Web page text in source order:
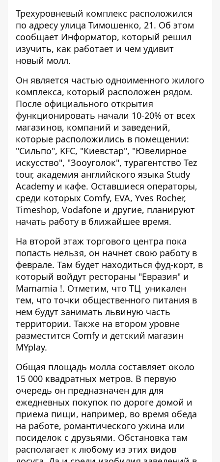
Трехуровневый комплекс расположился
по адресу улица Тимошенко, 21. Об этом
сообщает Информатор, который решил
изучить, как работает и чем удивит
новый молл.
Он является частью одноименного жилого
комплекса, который расположен рядом.
После официального открытия
функционировать начали 10-20% от всех
магазинов, компаний и заведений,
которые расположились в помещении:
"Сильпо", KFC, "Киевстар", "Ювелирное
искусство", "Зооуголок", турагентство Tez
tour, академия английского языка Study
Academy и кафе. Оставшиеся операторы,
среди которых Comfy, EVA, Yves Rocher,
Timeshop, Vodafone и другие, планируют
начать работу в ближайшее время.
На второй этаж торгового центра пока
попасть нельзя, он начнет свою работу в
феврале. Там будет находиться фуд-корт, в
который войдут рестораны "Евразия" и
Mamamia !. Отметим, что ТЦ уникален
тем, что точки общественного питания в
нем будут занимать львиную часть
территории. Также на втором уровне
разместится Comfy и детский магазин
MYplay.
Общая площадь молла составляет около
15 000 квадратных метров. В первую
очередь он предназначен для для
ежедневных покупок по дороге домой и
приема пищи, например, во время обеда
на работе, романтического ужина или
посиделок с друзьями. Обстановка там
располагает к любому из этих видов